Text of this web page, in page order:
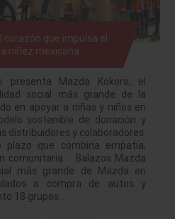
corazón que impulsa el
niñez mexicana
presenta Mazda Kokoro, el
social más grande de la
en apoyar a niñas y niños en
sostenible de donación y
distribuidores y colaboradores.
plazo que combina empatía,
comunitaria. Balazos Mazda
más grande de Mazda en
a compra de autos y
18 grupos…